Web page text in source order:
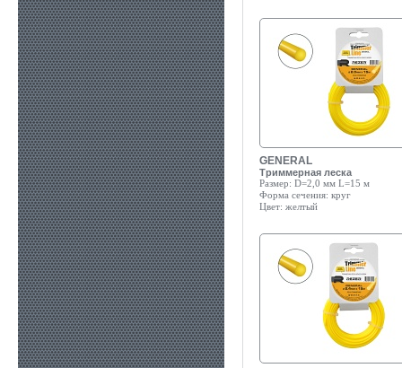
GENERAL
Триммерная леска
Размер: D=2,0 мм L=15 м
Форма сечения: круг
Цвет: желтый